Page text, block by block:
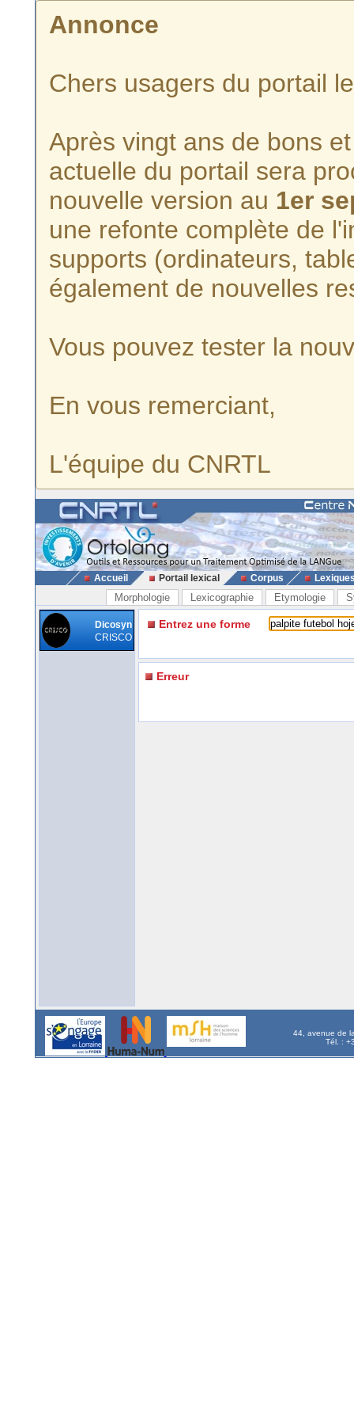
Annonce
Chers usagers du portail
Après vingt ans de bons
actuelle du portail sera
nouvelle version au 1er
une refonte complète de
supports (ordinateurs,
également de nouvelles
Vous pouvez tester la
En vous remerciant,
L'équipe du CNRTL
Accueil Portail lexical Corpus
Morphologie Lexicographie Etymologie
Dicosyn
CRISCO
Entrez une forme
Erreur
44, avenue de
Tél. :